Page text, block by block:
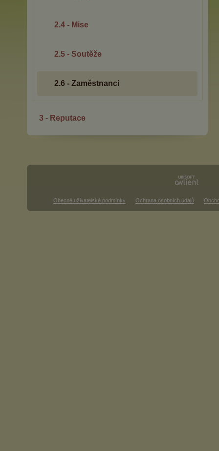
2.4 - Mise
2.5 - Soutěže
2.6 - Zaměstnanci
3 - Reputace
Obecné uživatelské podmínky Ochrana osobních údajů